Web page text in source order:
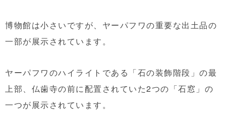
博物館は小さいですが、ヤーパフワの重要な出土品の
一部が展示されています。
ヤーパフワのハイライトである「石の装飾階段」の最
上部、仏歯寺の前に配置されていた2つの「石窓」の
一つが展示されています。